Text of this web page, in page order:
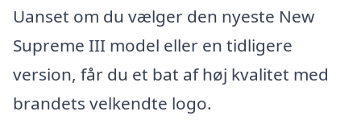
Uanset om du vælger den nyeste New
Supreme III model eller en tidligere
version, får du et bat af høj kvalitet med
brandets velkendte logo.